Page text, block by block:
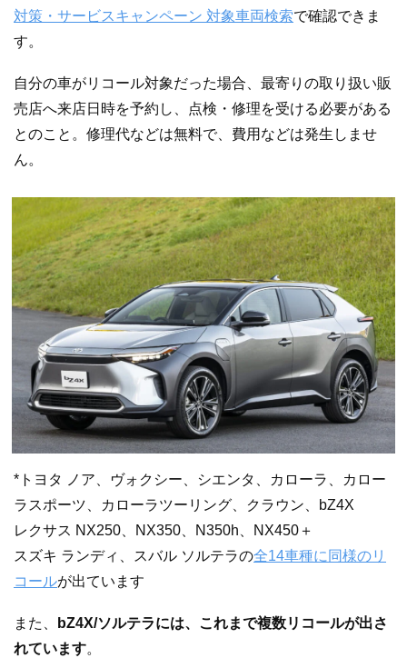
対策・サービスキャンペーン 対象車両検索で確認できま
す。
自分の車がリコール対象だった場合、最寄りの取り扱い販
売店へ来店日時を予約し、点検・修理を受ける必要がある
とのこと。修理代などは無料で、費用などは発生しませ
ん。
*トヨタ ノア、ヴォクシー、シエンタ、カローラ、カロー
ラスポーツ、カローラツーリング、クラウン、bZ4X
レクサス NX250、NX350、N350h、NX450＋
スズキ ランディ、スバル ソルテラの全14車種に同様のリ
コールが出ています
また、
bZ4X/ソルテラには、これまで複数リコールが出さ
れています。